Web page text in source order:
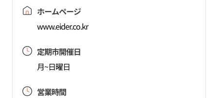
ホームページ
www.eider.co.kr
定期市開催日
月~日曜日
営業時間